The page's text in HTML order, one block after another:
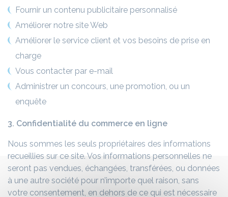
Fournir un contenu publicitaire personnalisé
Améliorer notre site Web
Améliorer le service client et vos besoins de prise en
charge
Vous contacter par e-mail
Administrer un concours, une promotion, ou un
enquête
3. Confidentialité du commerce en ligne
Nous sommes les seuls propriétaires des informations
recueillies sur ce site. Vos informations personnelles ne
seront pas vendues, échangées, transférées, ou données
à une autre société pour n’importe quel raison, sans
votre consentement, en dehors de ce qui est nécessaire